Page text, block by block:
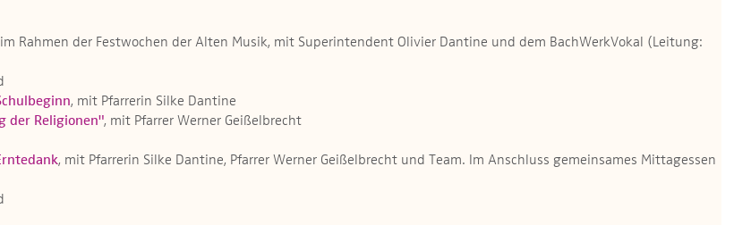
im Rahmen der Festwochen der Alten Musik, mit Superintendent Olivier Dantine und dem BachWerkVokal (Leitung:
, mit Pfarrerin Silke Dantine
der Religionen", mit Pfarrer Werner Geißelbrecht
, mit Pfarrerin Silke Dantine, Pfarrer Werner Geißelbrecht und Team. Im Anschluss gemeinsames Mittagessen